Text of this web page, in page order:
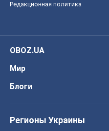
Редакционная политика
OBOZ.UA
Мир
Блоги
Регионы Украины